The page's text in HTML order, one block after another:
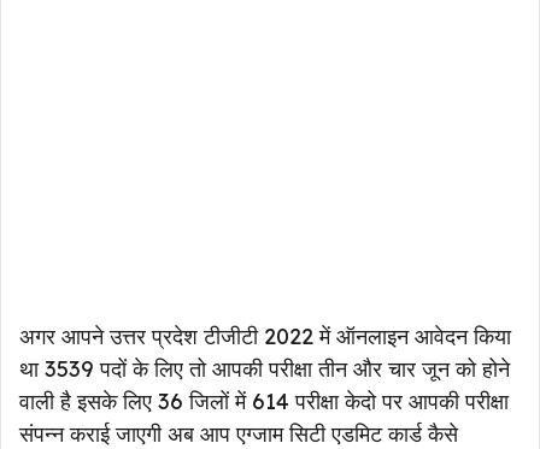
अगर आपने उत्तर प्रदेश टीजीटी 2022 में ऑनलाइन आवेदन किया
था 3539 पदों के लिए तो आपकी परीक्षा तीन और चार जून को होने
वाली है इसके लिए 36 जिलों में 614 परीक्षा केदो पर आपकी परीक्षा
संपन्न कराई जाएगी अब आप एग्जाम सिटी एडमिट कार्ड कैसे